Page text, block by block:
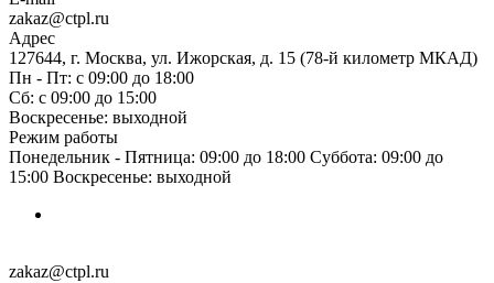
zakaz@ctpl.ru
Адрес
127644, г. Москва, ул. Ижорская, д. 15 (78-й километр МКАД)
Пн - Пт: с 09:00 до 18:00
Сб: с 09:00 до 15:00
Воскресенье: выходной
Режим работы
Понедельник - Пятница: 09:00 до 18:00 Суббота: 09:00 до
15:00 Воскресенье: выходной
zakaz@ctpl.ru